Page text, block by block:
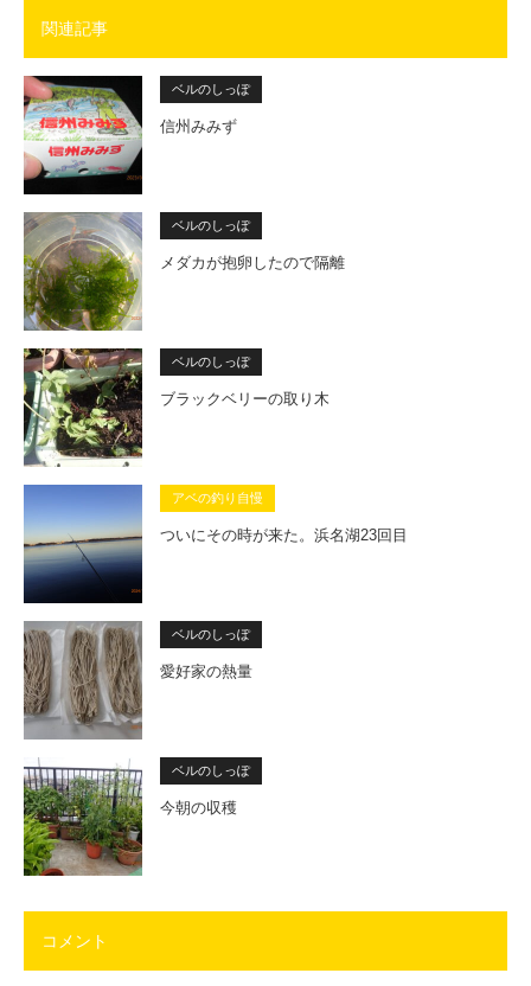
関連記事
ベルのしっぽ
信州みみず
ベルのしっぽ
メダカが抱卵したので隔離
ベルのしっぽ
ブラックベリーの取り木
アベの釣り自慢
ついにその時が来た。浜名湖23回目
ベルのしっぽ
愛好家の熱量
ベルのしっぽ
今朝の収穫
コメント